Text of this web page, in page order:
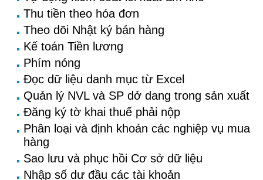
Thu tiền theo hóa đơn
Theo dõi Nhật ký bán hàng
Kế toán Tiền lương
Phím nóng
Đọc dữ liệu danh mục từ Excel
Quản lý NVL và SP dở dang trong sản xuất
Đăng ký tờ khai thuế phải nộp
Phân loại và định khoản các nghiệp vụ mua
hàng
Sao lưu và phục hồi Cơ sở dữ liệu
Nhập số dư đầu các tài khoản